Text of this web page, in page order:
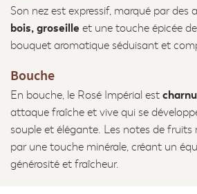
Son nez est expressif, marqué par des
bois, groseille et une touche épicée
bouquet aromatique séduisant et
Bouche
En bouche, le Rosé Impérial est
attaque fraîche et vive qui se
souple et élégante. Les notes de fruits
par une touche minérale, créant un
générosité et fraîcheur.